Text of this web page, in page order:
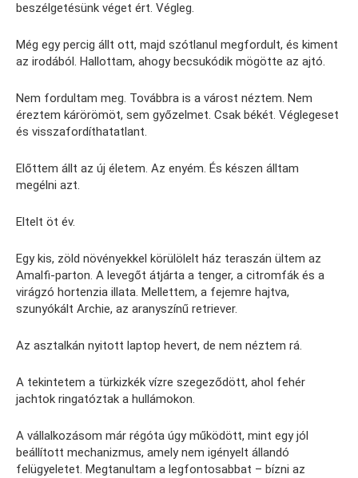
beszélgetésünk véget ért. Végleg.
Még egy percig állt ott, majd szótlanul megfordult, és kiment
az irodából. Hallottam, ahogy becsukódik mögötte az ajtó.
Nem fordultam meg. Továbbra is a várost néztem. Nem
éreztem kárörömöt, sem győzelmet. Csak békét. Véglegeset
és visszafordíthatatlant.
Előttem állt az új életem. Az enyém. És készen álltam
megélni azt.
Eltelt öt év.
Egy kis, zöld növényekkel körülölelt ház teraszán ültem az
Amalfi-parton. A levegőt átjárta a tenger, a citromfák és a
virágzó hortenzia illata. Mellettem, a fejemre hajtva,
szunyókált Archie, az aranyszínű retriever.
Az asztalkán nyitott laptop hevert, de nem néztem rá.
A tekintetem a türkizkék vízre szegeződött, ahol fehér
jachtok ringatóztak a hullámokon.
A vállalkozásom már régóta úgy működött, mint egy jól
beállított mechanizmus, amely nem igényelt állandó
felügyeletet. Megtanultam a legfontosabbat – bízni az